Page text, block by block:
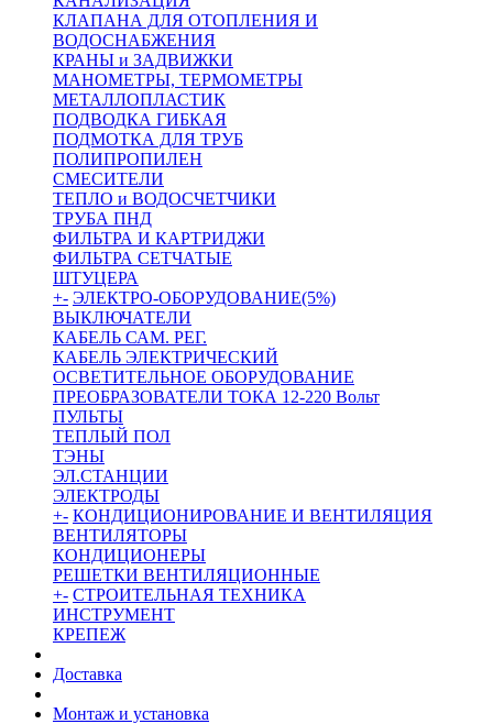
КЛАПАНА ДЛЯ ОТОПЛЕНИЯ И
ВОДОСНАБЖЕНИЯ
КРАНЫ и ЗАДВИЖКИ
МАНОМЕТРЫ, ТЕРМОМЕТРЫ
МЕТАЛЛОПЛАСТИК
ПОДВОДКА ГИБКАЯ
ПОДМОТКА ДЛЯ ТРУБ
ПОЛИПРОПИЛЕН
СМЕСИТЕЛИ
ТЕПЛО и ВОДОСЧЕТЧИКИ
ТРУБА ПНД
ФИЛЬТРА И КАРТРИДЖИ
ФИЛЬТРА СЕТЧАТЫЕ
ШТУЦЕРА
+- ЭЛЕКТРО-ОБОРУДОВАНИЕ(5%)
ВЫКЛЮЧАТЕЛИ
КАБЕЛЬ САМ. РЕГ.
КАБЕЛЬ ЭЛЕКТРИЧЕСКИЙ
ОСВЕТИТЕЛЬНОЕ ОБОРУДОВАНИЕ
ПРЕОБРАЗОВАТЕЛИ ТОКА 12-220 Вольт
ПУЛЬТЫ
ТЕПЛЫЙ ПОЛ
ТЭНЫ
ЭЛ.СТАНЦИИ
ЭЛЕКТРОДЫ
+- КОНДИЦИОНИРОВАНИЕ И ВЕНТИЛЯЦИЯ
ВЕНТИЛЯТОРЫ
КОНДИЦИОНЕРЫ
РЕШЕТКИ ВЕНТИЛЯЦИОННЫЕ
+- СТРОИТЕЛЬНАЯ ТЕХНИКА
ИНСТРУМЕНТ
КРЕПЕЖ
Доставка
Монтаж и установка